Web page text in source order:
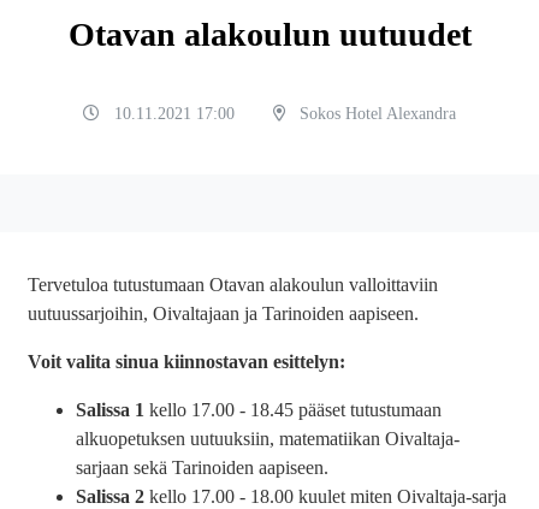
Otavan alakoulun uutuudet
10.11.2021 17:00 Sokos Hotel Alexandra
Tervetuloa tutustumaan Otavan alakoulun valloittaviin
uutuussarjoihin, Oivaltajaan ja Tarinoiden aapiseen.
Voit valita sinua kiinnostavan esittelyn:
Salissa 1 kello 17.00 - 18.45 pääset tutustumaan
alkuopetuksen uutuuksiin, matematiikan Oivaltaja-
sarjaan sekä Tarinoiden aapiseen.
Salissa 2 kello 17.00 - 18.00 kuulet miten Oivaltaja-sarja